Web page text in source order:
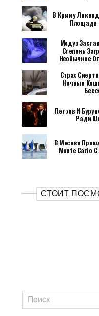
В Крыму
Площади
Медуз
Степень
Необычное
Страх
Ночные
Петров И
Ради
В Москве
Monte Carlo
СТОИТ